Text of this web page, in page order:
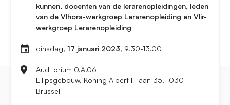
kunnen, docenten van de lerarenopleidingen, leden
van de Vlhora-werkgroep Lerarenopleiding en Vlir-
werkgroep Lerarenopleiding
dinsdag, 17 januari 2023, 9.30-13.00
Auditorium 0.A.06
Ellipsgebouw, Koning Albert II-laan 35, 1030
Brussel